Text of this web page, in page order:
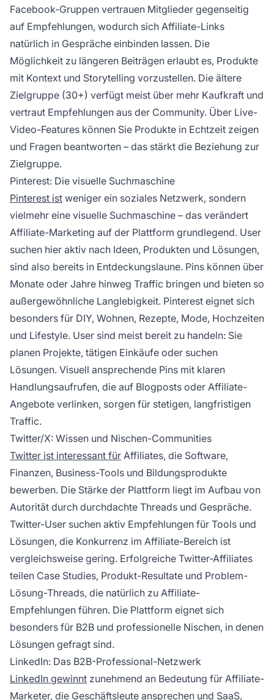
Facebook-Gruppen vertrauen Mitglieder gegenseitig
auf Empfehlungen, wodurch sich Affiliate-Links
natürlich in Gespräche einbinden lassen. Die
Möglichkeit zu längeren Beiträgen erlaubt es, Produkte
mit Kontext und Storytelling vorzustellen. Die ältere
Zielgruppe (30+) verfügt meist über mehr Kaufkraft und
vertraut Empfehlungen aus der Community. Über Live-
Video-Features können Sie Produkte in Echtzeit zeigen
und Fragen beantworten – das stärkt die Beziehung zur
Zielgruppe.
Pinterest: Die visuelle Suchmaschine
Pinterest ist weniger ein soziales Netzwerk, sondern
vielmehr eine visuelle Suchmaschine – das verändert
Affiliate-Marketing auf der Plattform grundlegend. User
suchen hier aktiv nach Ideen, Produkten und Lösungen,
sind also bereits in Entdeckungslaune. Pins können über
Monate oder Jahre hinweg Traffic bringen und bieten so
außergewöhnliche Langlebigkeit. Pinterest eignet sich
besonders für DIY, Wohnen, Rezepte, Mode, Hochzeiten
und Lifestyle. User sind meist bereit zu handeln: Sie
planen Projekte, tätigen Einkäufe oder suchen
Lösungen. Visuell ansprechende Pins mit klaren
Handlungsaufrufen, die auf Blogposts oder Affiliate-
Angebote verlinken, sorgen für stetigen, langfristigen
Traffic.
Twitter/X: Wissen und Nischen-Communities
Twitter ist interessant für Affiliates, die Software,
Finanzen, Business-Tools und Bildungsprodukte
bewerben. Die Stärke der Plattform liegt im Aufbau von
Autorität durch durchdachte Threads und Gespräche.
Twitter-User suchen aktiv Empfehlungen für Tools und
Lösungen, die Konkurrenz im Affiliate-Bereich ist
vergleichsweise gering. Erfolgreiche Twitter-Affiliates
teilen Case Studies, Produkt-Resultate und Problem-
Lösung-Threads, die natürlich zu Affiliate-
Empfehlungen führen. Die Plattform eignet sich
besonders für B2B und professionelle Nischen, in denen
Lösungen gefragt sind.
LinkedIn: Das B2B-Professional-Netzwerk
LinkedIn gewinnt zunehmend an Bedeutung für Affiliate-
Marketer, die Geschäftsleute ansprechen und SaaS,